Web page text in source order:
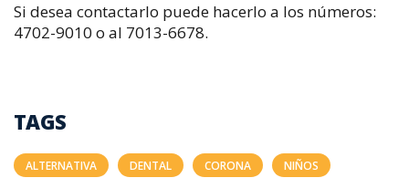
Si desea contactarlo puede hacerlo a los números:
4702-9010 o al 7013-6678.
TAGS
ALTERNATIVA DENTAL CORONA NIÑOS